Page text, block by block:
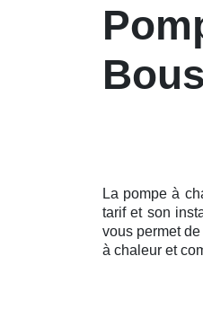
La pompe à
tarif et son
vous permet
à chaleur et